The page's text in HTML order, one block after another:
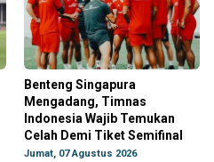
Benteng Singapura
Mengadang, Timnas
Indonesia Wajib Temukan
Celah Demi Tiket Semifinal
Jumat, 07 Agustus 2026